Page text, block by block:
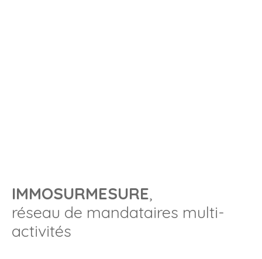
IMMOSURMESURE,
réseau de mandataires multi-
activités